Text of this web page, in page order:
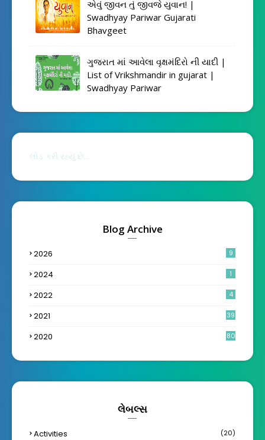
એવું જીવન તું જીવજે યુવાન! |
Swadhyay Pariwar Gujarati
Bhavgeet
ગુજરાત માં આવેલા વૃક્ષમંદિરો ની યાદી |
List of Vrikshmandir in gujarat |
Swadhyay Pariwar
લોડ કરી રહ્યું છે...
Blog Archive
2026 9
2024 1
2022 4
2021 39
2020 80
લેબલ્સ
Activities (20)